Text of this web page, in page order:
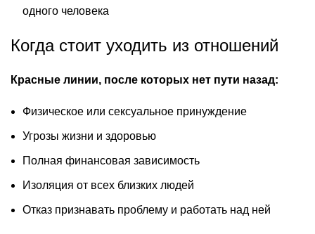
одного человека
Когда стоит уходить из отношений
Красные линии, после которых нет пути назад:
Физическое или сексуальное принуждение
Угрозы жизни и здоровью
Полная финансовая зависимость
Изоляция от всех близких людей
Отказ признавать проблему и работать над ней